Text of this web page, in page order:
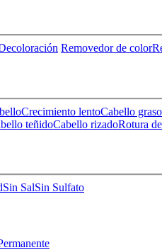
Removedor de color
Crecimiento lentoCabello graso
teñidoCabello rizadoRotura
Sin SalSin Sulfato